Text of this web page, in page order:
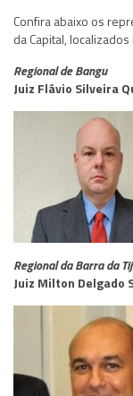
Confira abaixo os
da Capital,
Regional de Bangu
Juiz Flávio Silveira
Regional da Barra da
Juiz Milton Delgado